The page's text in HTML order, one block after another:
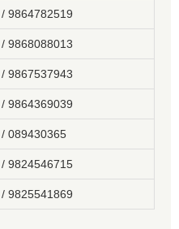
9864782519
9868088013
9867537943
9864369039
089430365
9824546715
9825541869